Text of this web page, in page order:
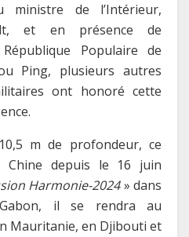
ministre de l’Intérieur,
et en présence de
Populaire de
Ping, plusieurs autres
ont honoré cette
m de profondeur, ce
depuis le 16 juin
Harmonie-2024» dans
il se rendra au
Mauritanie, en Djibouti et